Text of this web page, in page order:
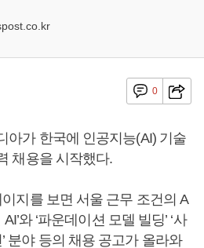
0
아가 한국에 인공지능(AI) 기술
채용을 시작했다.
지를 보면 서울 근무 조건의 A
와 ‘파운데이션 모델 빌딩’ ‘사
분야 등의 채용 공고가 올라와